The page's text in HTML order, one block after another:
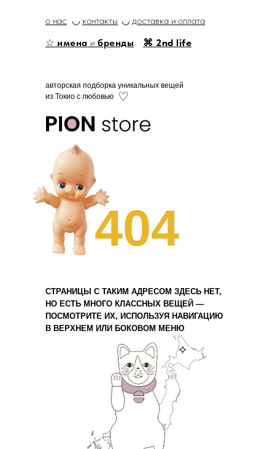
авторская подборка уникальных вещей
из Токио с любовью ♡
404
⌘ 2nd life
☆ имена и бренды
доставка и оплата
◡ ◡
контакты
о нас
СТРАНИЦЫ С ТАКИМ АДРЕСОМ ЗДЕСЬ НЕТ,
НО ЕСТЬ МНОГО КЛАССНЫХ ВЕЩЕЙ —
ПОСМОТРИТЕ ИХ, ИСПОЛЬЗУЯ НАВИГАЦИЮ
В ВЕРХНЕМ ИЛИ БОКОВОМ МЕНЮ
⟡